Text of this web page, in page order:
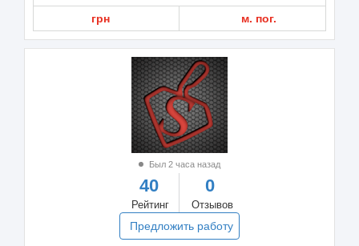
грн м. пог.
Был 2 часа назад
40
Рейтинг
0
Отзывов
Предложить работу